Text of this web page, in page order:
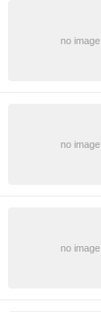
no image
no image
no image